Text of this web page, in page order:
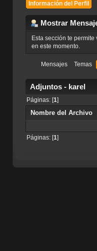
Información del Perfil
Mostrar
Esta sección te
en este momento.
Mensajes Temas
Adjuntos - karel
Páginas: [1]
Nombre del Archivo
Páginas: [1]